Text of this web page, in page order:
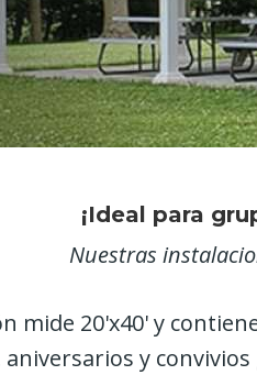
¡Ideal para
Nuestras
mide 20'x40' y
y